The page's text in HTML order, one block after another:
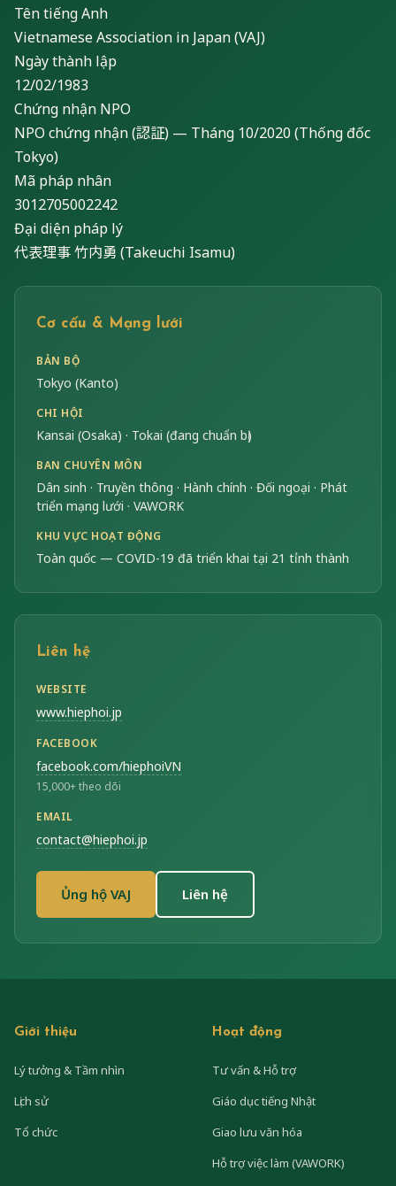
Tên tiếng Anh
Vietnamese Association in Japan (VAJ)
Ngày thành lập
12/02/1983
Chứng nhận NPO
NPO chứng nhận (認証) — Tháng 10/2020 (Thống đốc
Tokyo)
Mã pháp nhân
3012705002242
Đại diện pháp lý
代表理事 竹内勇 (Takeuchi Isamu)
Cơ cấu & Mạng lưới
BẢN BỘ
Tokyo (Kanto)
CHI HỘI
Kansai (Osaka) · Tokai (đang chuẩn bị)
BAN CHUYÊN MÔN
Dân sinh · Truyền thông · Hành chính · Đối ngoại · Phát
triển mạng lưới · VAWORK
KHU VỰC HOẠT ĐỘNG
Toàn quốc — COVID-19 đã triển khai tại 21 tỉnh thành
Liên hệ
WEBSITE
www.hiephoi.jp
FACEBOOK
facebook.com/hiephoiVN
15,000+ theo dõi
EMAIL
contact@hiephoi.jp
Ủng hộ VAJ Liên hệ
Giới thiệu
Lý tưởng & Tầm nhìn
Lịch sử
Tổ chức
Hoạt động
Tư vấn & Hỗ trợ
Giáo dục tiếng Nhật
Giao lưu văn hóa
Hỗ trợ việc làm (VAWORK)